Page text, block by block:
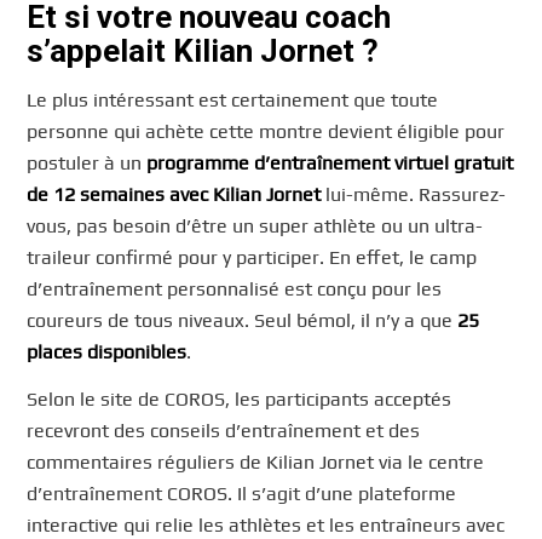
Et si votre nouveau coach
s’appelait Kilian Jornet ?
Le plus intéressant est certainement que toute
personne qui achète cette montre devient éligible pour
postuler à un programme d’entraînement virtuel gratuit
de 12 semaines avec Kilian Jornet lui-même. Rassurez-
vous, pas besoin d’être un super athlète ou un ultra-
traileur confirmé pour y participer. En effet, le camp
d’entraînement personnalisé est conçu pour les
coureurs de tous niveaux. Seul bémol, il n’y a que 25
places disponibles.
Selon le site de COROS, les participants acceptés
recevront des conseils d’entraînement et des
commentaires réguliers de Kilian Jornet via le centre
d’entraînement COROS. Il s’agit d’une plateforme
interactive qui relie les athlètes et les entraîneurs avec